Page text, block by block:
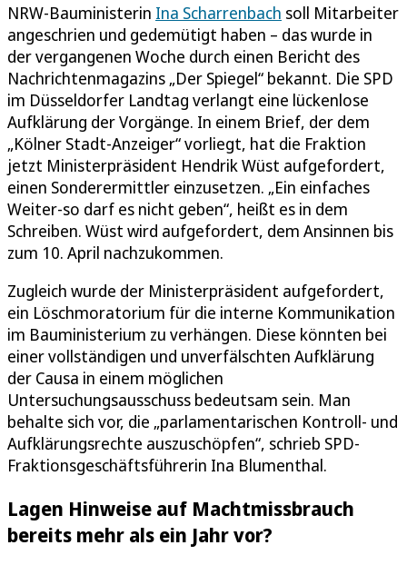
NRW-Bauministerin Ina Scharrenbach soll Mitarbeiter
angeschrien und gedemütigt haben – das wurde in
der vergangenen Woche durch einen Bericht des
Nachrichtenmagazins „Der Spiegel“ bekannt. Die SPD
im Düsseldorfer Landtag verlangt eine lückenlose
Aufklärung der Vorgänge. In einem Brief, der dem
„Kölner Stadt-Anzeiger“ vorliegt, hat die Fraktion
jetzt Ministerpräsident Hendrik Wüst aufgefordert,
einen Sonderermittler einzusetzen. „Ein einfaches
Weiter-so darf es nicht geben“, heißt es in dem
Schreiben. Wüst wird aufgefordert, dem Ansinnen bis
zum 10. April nachzukommen.
Zugleich wurde der Ministerpräsident aufgefordert,
ein Löschmoratorium für die interne Kommunikation
im Bauministerium zu verhängen. Diese könnten bei
einer vollständigen und unverfälschten Aufklärung
der Causa in einem möglichen
Untersuchungsausschuss bedeutsam sein. Man
behalte sich vor, die „parlamentarischen Kontroll- und
Aufklärungsrechte auszuschöpfen“, schrieb SPD-
Fraktionsgeschäftsführerin Ina Blumenthal.
Lagen Hinweise auf Machtmissbrauch
bereits mehr als ein Jahr vor?